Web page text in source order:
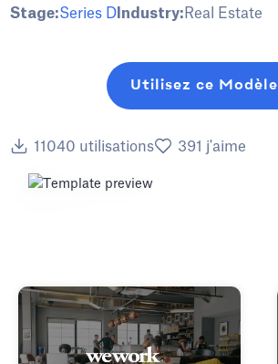
Stage:Series D Industry: Real Estate
Utilisez ce Modèle
11040 utilisations 391 j'aime